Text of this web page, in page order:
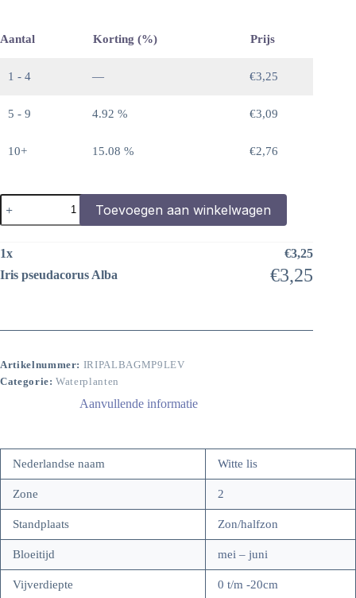
Aantal Korting (%) Prijs
1 - 4 — €3,25
5 - 9 4.92 % €3,09
10+ 15.08 % €2,76
Iris
pseudacorus
Alba
Toevoegen aan winkelwagen
1x €3,25
Iris pseudacorus Alba
€3,25
Artikelnummer: IRIPALBAGMP9LEV
Categorie:Waterplanten
Aanvullende informatie
Nederlandse naam Witte lis
Zone 2
Standplaats Zon/halfzon
Bloeitijd mei – juni
Vijverdiepte 0 t/m -20cm